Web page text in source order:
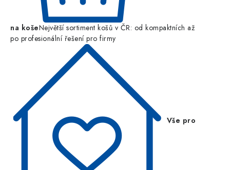
na košeNejvětší sortiment košů v ČR: od kompaktních až
po profesionální řešení pro firmy
Vše pro